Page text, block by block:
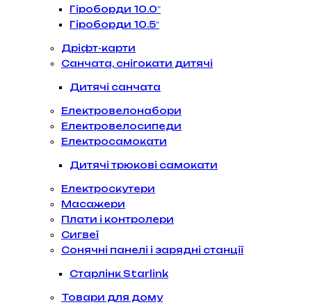
Гіроборди 10.0″
Гіроборди 10.5″
Дріфт-карти
Санчата, снігокати дитячі
Дитячі санчата
Електровелонабори
Електровелосипеди
Електросамокати
Дитячі трюкові самокати
Електроскутери
Масажери
Плати і контролери
Сигвеї
Сонячні панелі і зарядні станції
Старлінк Starlink
Товари для дому